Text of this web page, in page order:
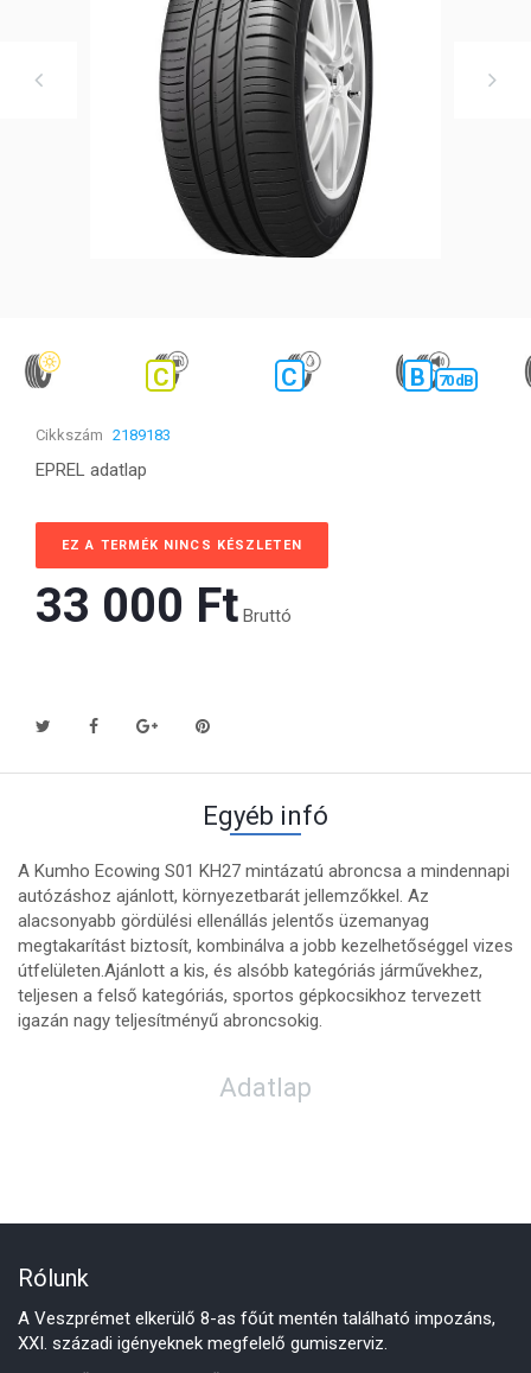
C C B 70 dB
Cikkszám 2189183
EPREL adatlap
EZ A TERMÉK NINCS KÉSZLETEN
33 000 Ft‎ Bruttó
Egyéb infó
A Kumho Ecowing S01 KH27 mintázatú abroncsa a mindennapi
autózáshoz ajánlott, környezetbarát jellemzőkkel. Az
alacsonyabb gördülési ellenállás jelentős üzemanyag
megtakarítást biztosít, kombinálva a jobb kezelhetőséggel vizes
útfelületen.Ajánlott a kis, és alsóbb kategóriás járművekhez,
teljesen a felső kategóriás, sportos gépkocsikhoz tervezett
igazán nagy teljesítményű abroncsokig.
Adatlap
Rólunk
A Veszprémet elkerülő 8-as főút mentén található impozáns,
XXI. századi igényeknek megfelelő gumiszerviz.